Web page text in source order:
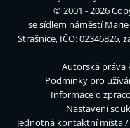
© 2001 - 2026
se sídlem náměstí
Strašnice, IČO: 02346826,
Autorská práva
Podmínky pro
Informace o
Nastavení
Jednotná kontaktní místa